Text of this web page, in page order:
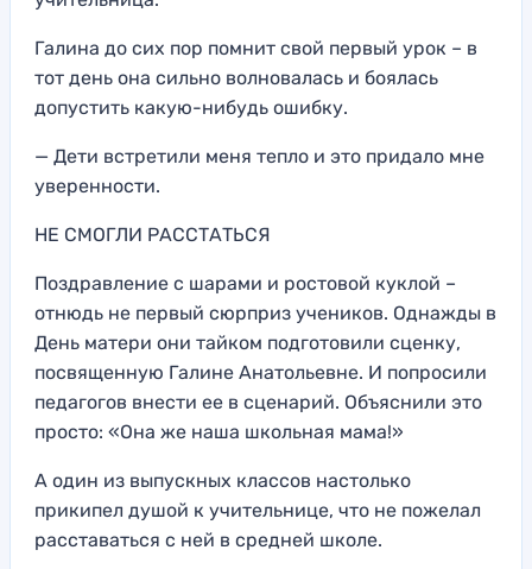
Галина до сих пор помнит свой первый урок – в
тот день она сильно волновалась и боялась
допустить какую-нибудь ошибку.
— Дети встретили меня тепло и это придало мне
уверенности.
НЕ СМОГЛИ РАССТАТЬСЯ
Поздравление с шарами и ростовой куклой –
отнюдь не первый сюрприз учеников. Однажды в
День матери они тайком подготовили сценку,
посвященную Галине Анатольевне. И попросили
педагогов внести ее в сценарий. Объяснили это
просто: «Она же наша школьная мама!»
А один из выпускных классов настолько
прикипел душой к учительнице, что не пожелал
расставаться с ней в средней школе.